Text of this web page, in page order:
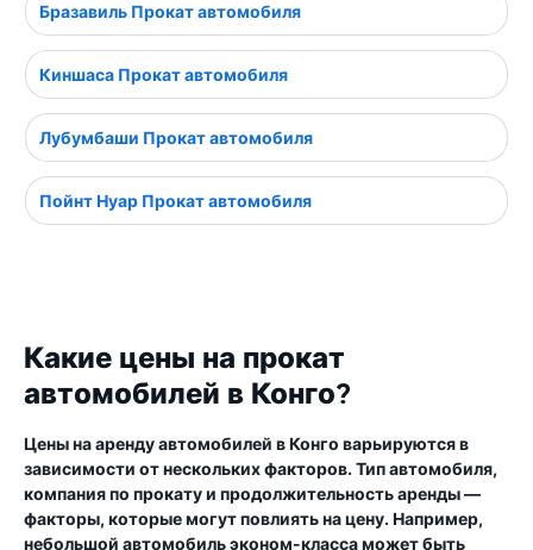
Бразавиль Прокат автомобиля
Киншаса Прокат автомобиля
Лубумбаши Прокат автомобиля
Пойнт Нуар Прокат автомобиля
Какие цены на прокат
автомобилей в Конго?
Цены на аренду автомобилей в Конго варьируются в
зависимости от нескольких факторов. Тип автомобиля,
компания по прокату и продолжительность аренды —
факторы, которые могут повлиять на цену. Например,
небольшой автомобиль эконом-класса может быть